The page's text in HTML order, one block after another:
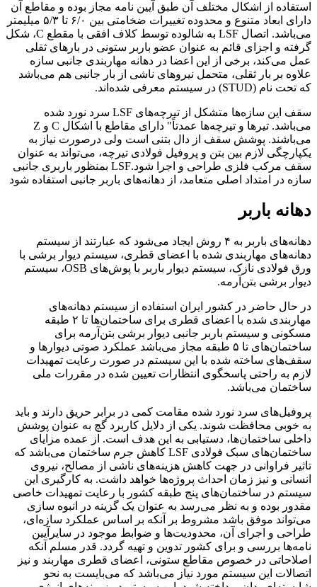
استفاده از اشکال مختلف آن طبق آیین نامه مجاز بوده و مقاطع آن
دارای ابعاد متنوع و محدوده تغییرات ضخامتی بین ۶/۰ تا ۵/۳ میلیمتر
می‌باشد. اتصال LSF به شالوده توسط کلاف افقی با مقطع C، شکل
گرفته و اجزای قائم به عنوان عضو باربر ستونی در بارهای ثقلی
عمل می‌کند، برخی از این اعضا در دهانه مهاربندی جانبی سازه
علاوه بر بار ثقلی، متحمل نیروهای ناشی از بار جانبی هم می‌باشد
که تحت نام (STUD) در سیستم معرفی شده‌اند.
سقف این سازه‌ها متشکل از تیرچه‌های LSF سرد نورد شده
می‌باشد. تیرها و تیرچه‌ها عمدتاً" دارای مقاطع با اشکال C و Z
می‌باشند. پوشش سقف از دال بتنی است ولی درصورت نیاز به
یکپارچگی لازم بین بتن و پروفیل فولادی تیرچه، می‌تواند به عنوان
سقف مرکب فلزی طراحی و اجرا شود.LSF بمنظور باربری جانبی
سازه در امتداد اصلی متعامد، از دهانه‌های باربر جانبی استفاده شود
دهانه باربر
دهانه‌های باربر به ۴ روش ایجاد می‌شود که عبارتند از سیستم
دهانه‌های مهاربندی شده با اعضای قطری، سیستم دیوار برشی با
ورق فولادی نازک، سیستم دیوار باربر با پوش‌های OSB، سیستم
دیوار برشی بتن‌آرمه.
در حال حاضر در کشور ایران استفاده از سیستم دهانه‌های
مهاربندی شده با اعضای قطری برای ساختمان‌ها تا ۲ طبقه
مسکونی و سیستم باربر جانبی دیوار برشی بتن‌آرمه برای
ساختمان‌های تا ۵ طبقه مجاز می‌باشد عملکرد صوتی دیوارها و
سقف‌های ساخته شده با این سیستم در صورت رعایت تمهیدات
لازم به راحتی پاسخگوی انتظارات تعیین شده در مقررات ملی
ساختمان می‌باشد.
پروفیل‌های سرد نورد شده مقامت کمی در برابر حریق دارند و باید
به خوبی محافظت شوند. یکی از دلایل کاربرد گچ به عنوان پوشش
داخلی ساختمان‌ها، دستیابی به این هدف است. از عمده مزایای
ساختمان‌های سبک فولادی LSF کاهش جرم ساختمان می‌باشد که
تاثیر فراوانی در جهت کاهش هزینه‌های ناشی از مصالح، نیروی
انسانی و نیز زمان احداث پروژه‌ها خواهد داشت. به کارگیری این
سیستم در ساختمان‌های پنج طبقه کشور با رعایت تمهیدات خاصی
مقدور بوده و به نظر می‌رسد به عنوان یک گزینه در انبوه سازی
می‌تواند موفق باشد مشروط بر آنکه بر اساس عملکرد سازه‌ای،
طراحی و اجرای آن، محدودیت‌ها و ضوابط موجود در سایرآیین
نامه‌ها بررسی و برای کشور تدوین و تهیه گردد. قدر مسلم آنکه
اصلاحاتی در خصوص مقاطع ستونی، اعضای قطری مهاربند و نیز
اتصالات این سیستم مورد نیاز می‌باشد که می‌بایست به نحو